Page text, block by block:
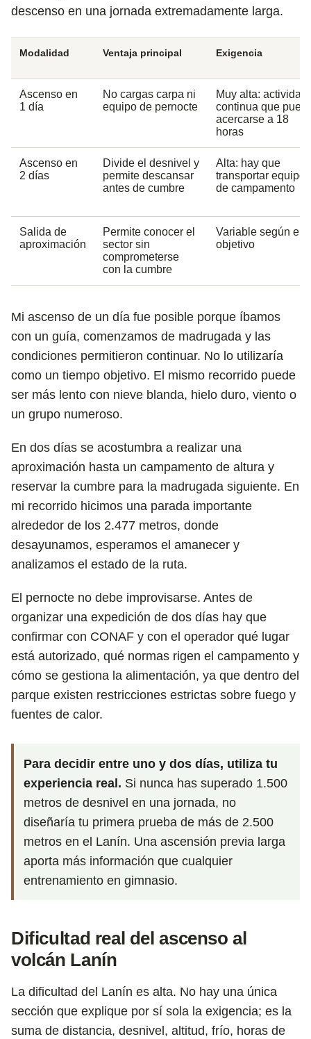
descenso en una jornada extremadamente larga.
Modalidad Ventaja principal Exigencia
Ascenso en
1 día
No cargas carpa ni
equipo de pernocte
Muy alta: actividad
continua que
acercarse a 18
horas
Ascenso en
2 días
Divide el desnivel y
permite descansar
antes de cumbre
Alta: hay que
transportar equipo
de campamento
Salida de
aproximación
Permite conocer el
sector sin
comprometerse
con la cumbre
Variable según el
objetivo
Mi ascenso de un día fue posible porque íbamos
con un guía, comenzamos de madrugada y las
condiciones permitieron continuar. No lo utilizaría
como un tiempo objetivo. El mismo recorrido puede
ser más lento con nieve blanda, hielo duro, viento o
un grupo numeroso.
En dos días se acostumbra a realizar una
aproximación hasta un campamento de altura y
reservar la cumbre para la madrugada siguiente. En
mi recorrido hicimos una parada importante
alrededor de los 2.477 metros, donde
desayunamos, esperamos el amanecer y
analizamos el estado de la ruta.
El pernocte no debe improvisarse. Antes de
organizar una expedición de dos días hay que
confirmar con CONAF y con el operador qué lugar
está autorizado, qué normas rigen el campamento y
cómo se gestiona la alimentación, ya que dentro del
parque existen restricciones estrictas sobre fuego y
fuentes de calor.
Para decidir entre uno y dos días, utiliza tu
experiencia real. Si nunca has superado 1.500
metros de desnivel en una jornada, no
diseñaría tu primera prueba de más de 2.500
metros en el Lanín. Una ascensión previa larga
aporta más información que cualquier
entrenamiento en gimnasio.
Dificultad real del ascenso al
volcán Lanín
La dificultad del Lanín es alta. No hay una única
sección que explique por sí sola la exigencia; es la
suma de distancia, desnivel, altitud, frío, horas de